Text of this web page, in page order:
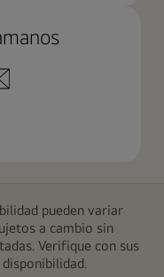
pueden variar
a cambio sin
Verifique con sus